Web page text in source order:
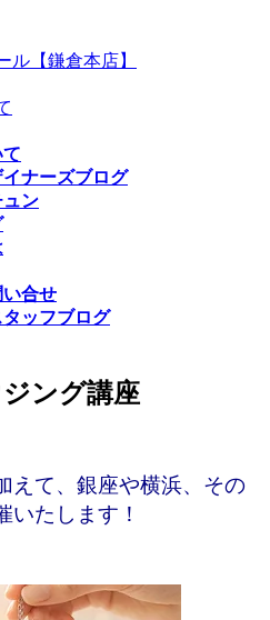
ル【鎌倉本店】
ナーズブログ
ン
い合せ
ッフブログ
ング講座
えて、銀座や横浜、その
いたします！